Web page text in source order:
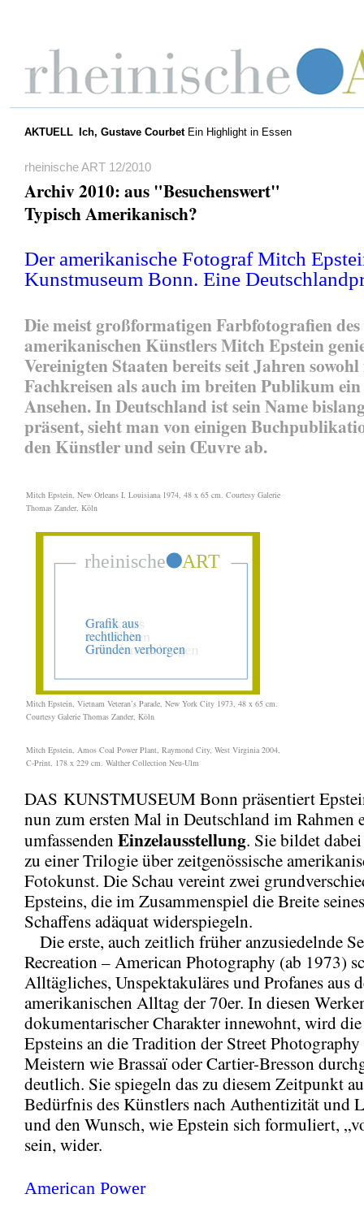
AKTUELL Ich, Gustave CourbetEin Highlight in Essen
rheinische ART 12/2010
Archiv 2010: aus "Besuchenswert"
Typisch Amerikanisch?
Der amerikanische Fotograf Mitch
Kunstmuseum Bonn. Eine
Die meist großformatigen Farbfotografien des
amerikanischen Künstlers Mitch Epstein
Vereinigten Staaten bereits seit Jahren
Fachkreisen als auch im breiten Publikum ein
Ansehen. In Deutschland ist sein Name
präsent, sieht man von einigen
den Künstler und sein Œuvre ab.
Mitch Epstein, New Orleans I, Louisiana 1974, 48 x 65 cm. Courtesy Galerie
Thomas Zander, Köln
Mitch Epstein, Vietnam Veteran’s Parade, New York City 1973, 48 x 65 cm.
Courtesy Galerie Thomas Zander, Köln
Mitch Epstein, Amos Coal Power Plant, Raymond City, West Virginia 2004,
C-Print, 178 x 229 cm. Walther Collection Neu-Ulm
DAS KUNSTMUSEUM Bonn präsentiert
nun zum ersten Mal in Deutschland im Rahmen
umfassenden Einzelausstellung. Sie bildet
zu einer Trilogie über zeitgenössische
Fotokunst. Die Schau vereint zwei
Epsteins, die im Zusammenspiel die Breite
Schaffens adäquat widerspiegeln.
Die erste, auch zeitlich früher anzusiedelnde
Recreation – American Photography (ab 1973)
Alltägliches, Unspektakuläres und Profanes aus
amerikanischen Alltag der 70er. In diesen
dokumentarischer Charakter innewohnt, wird
Epsteins an die Tradition der Street
Meistern wie Brassaï oder Cartier-Bresson
deutlich. Sie spiegeln das zu diesem Zeitpunkt
Bedürfnis des Künstlers nach Authentizität und
und den Wunsch, wie Epstein sich formuliert,
sein, wider.
American Power